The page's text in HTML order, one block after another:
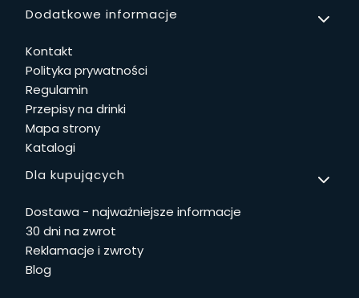
Linki w stopce
Dodatkowe informacje
Kontakt
Polityka prywatności
Regulamin
Przepisy na drinki
Mapa strony
Katalogi
Dla kupujących
Dostawa - najważniejsze informacje
30 dni na zwrot
Reklamacje i zwroty
Blog